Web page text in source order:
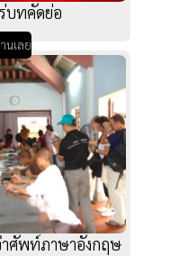
บทคัดย่อ
นเลย
ำศัพท์ภาษาอังกฤษ